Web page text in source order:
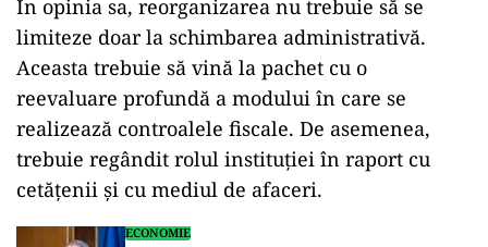
În opinia sa, reorganizarea nu trebuie să se
limiteze doar la schimbarea administrativă.
Aceasta trebuie să vină la pachet cu o
reevaluare profundă a modului în care se
realizează controalele fiscale. De asemenea,
trebuie regândit rolul instituției în raport cu
cetățenii și cu mediul de afaceri.
ECONOMIE